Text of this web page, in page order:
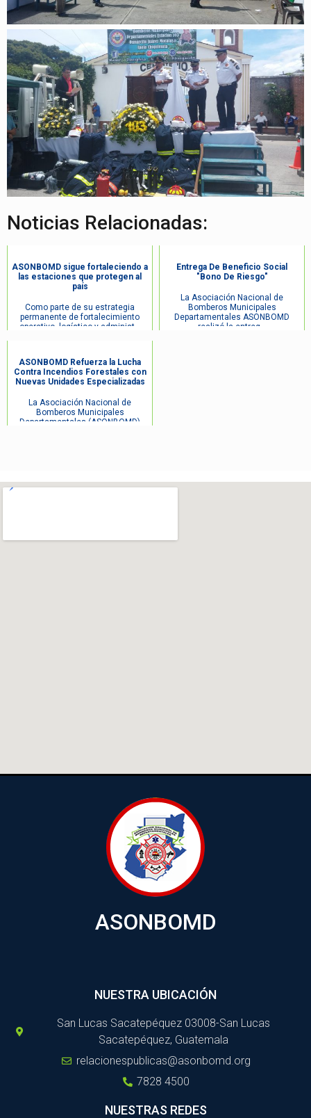
Noticias Relacionadas:
ASONBOMD sigue fortaleciendo a
las estaciones que protegen al
país
Como parte de su estrategia
permanente de fortalecimiento
operativo, logístico y administ...
Entrega De Beneficio Social
"Bono De Riesgo"
La Asociación Nacional de
Bomberos Municipales
Departamentales ASONBOMD
realizó la entreg...
ASONBOMD Refuerza la Lucha
Contra Incendios Forestales con
Nuevas Unidades Especializadas
La Asociación Nacional de
Bomberos Municipales
Departamentales (ASONBOMD)
ASONBOMD
NUESTRA UBICACIÓN
San Lucas Sacatepéquez 03008-San Lucas
Sacatepéquez, Guatemala
relacionespublicas@asonbomd.org
7828 4500
NUESTRAS REDES